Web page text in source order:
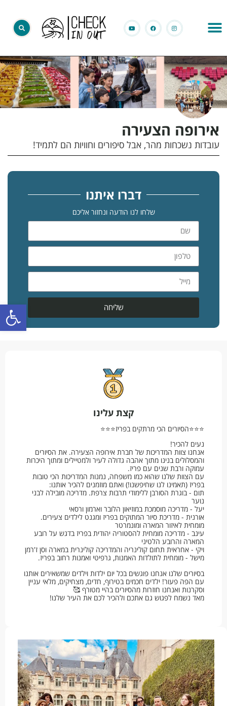
פתח
אירופה הצעירה
עובדות נשכחות מהר, אבל סיפורים וחוויות הם לתמיד!
דברו איתנו
שלחו לנו הודעה ונחזור אליכם
שליחה
קצת עלינו
⭐⭐⭐הסיורים הכי מרתקים בפריז⭐⭐⭐
נעים להכיר!
אנחנו צוות המדריכות של חברת אירופה הצעירה. את הסיורים
והמסלולים בנינו מתוך אהבה גדולה לעיר ולמטיילים ומתוך היכרות
עמוקה ורבת שנים עם פריז.
עם הצוות שלנו שהוא כמו משפחה, נמנות המדריכות הכי טובות
בפריז (תאמינו לנו שחיפשנו!) ואתם מוזמנים להכיר אותנו:
תום - בוגרת הסורבן ללימודי תרבות צרפת. מדריכה מובילה לבני
נוער
יעל - מדריכה מוסמכת במוזיאון הלובר וארמון ורסאי
אורנית - מדריכת סיור המתוקים בפריז ומגנט לילדים צעירים.
מומחית לאיזור המארה ומונמרטר
עינב - מדריכה מומחית להסטוריה יהודית בפריז בדגש על רובע
המארה והרובע הלטיני
ויקי - אחראית תחום קולינריה והמדריכה קולינרית במארה וסן ז'רמן
מישל - מומחית לתולדות האמנות, גרפיטי ואמנות רחוב בפריז.
בסיורים שלנו אנחנו פוגשים בכל יום ילדות וילדים שמשאירים אותנו
עם הפה פעור! ילדים חכמים בטירוף, חדים, מצחיקים, מלאי עניין
וסקרנות ואנחנו חוזרות מהסיורים בהיי מטורף 🥰
מאד נשמח לפגוש גם אתכם ולהכיר לכם את העיר שלנו!